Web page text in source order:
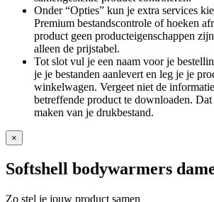
Onder “Opties” kun je extra services
Premium bestandscontrole of hoeken
product geen producteigenschappen
alleen de prijstabel.
Tot slot vul je een naam voor je
je je bestanden aanlevert en leg je je
winkelwagen. Vergeet niet de
betreffende product te downloaden.
maken van je drukbestand.
×
Softshell bodywarmers
Zo stel je jouw product samen